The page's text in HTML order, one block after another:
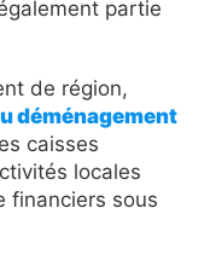
partie
de région,
déménagement
caisses
locales
financiers sous